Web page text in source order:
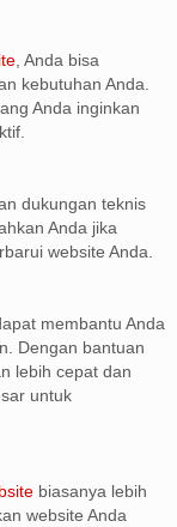
, Anda bisa
kebutuhan Anda.
Anda inginkan
dukungan teknis
Anda jika
website Anda.
membantu Anda
Dengan bantuan
lebih cepat dan
untuk
biasanya lebih
website Anda